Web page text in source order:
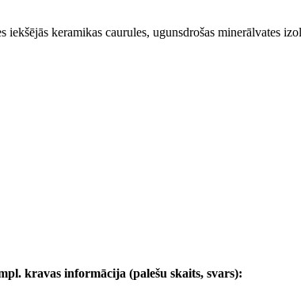
keramikas caurules, ugunsdrošas minerālvates
kravas informācija (palešu skaits, svars):